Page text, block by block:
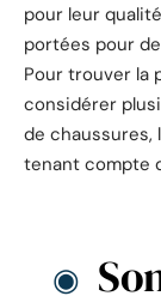
pour leur
portées pour
Pour trouver la
considérer
de chaussures,
tenant compte